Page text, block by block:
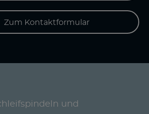
Zum Kontaktformular
und